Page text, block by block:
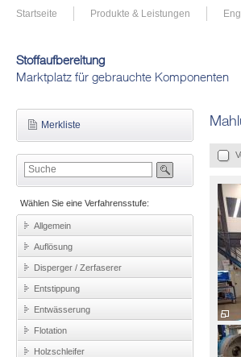
Startseite Produkte & Leistungen
Stoffaufbereitung
Marktplatz für gebrauchte Komponenten
Merkliste
Wählen Sie eine Verfahrensstufe:
Allgemein
Auflösung
Disperger / Zerfaserer
Entstippung
Entwässerung
Flotation
Holzschleifer